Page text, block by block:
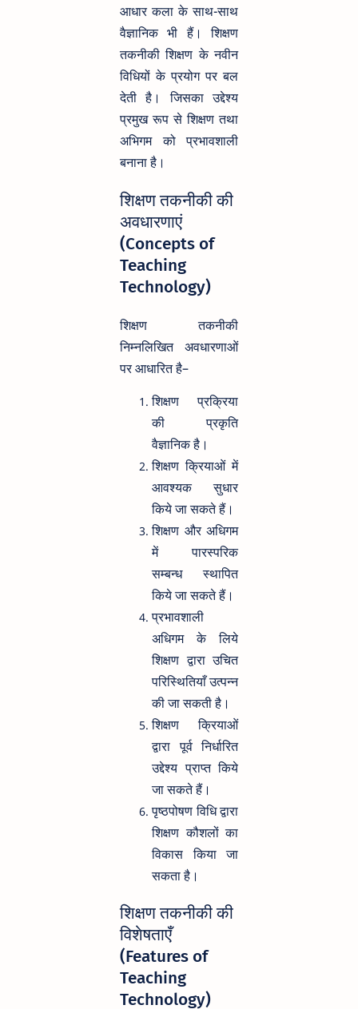
आधार कला के साथ-साथ
वैज्ञानिक भी हैं। शिक्षण
तकनीकी शिक्षण के नवीन
विधियों के प्रयोग पर बल
देती है। जिसका उद्देश्य
प्रमुख रूप से शिक्षण तथा
अभिगम को प्रभावशाली
बनाना है।
शिक्षण तकनीकी की
अवधारणाएं
(Concepts of
Teaching
Technology)
शिक्षण तकनीकी
निम्नलिखित अवधारणाओं
पर आधारित है–
शिक्षण प्रक्रिया
की प्रकृति
वैज्ञानिक है।
शिक्षण क्रियाओं में
आवश्यक सुधार
किये जा सकते हैं।
शिक्षण और अधिगम
में पारस्परिक
सम्बन्ध स्थापित
किये जा सकते हैं।
प्रभावशाली
अधिगम के लिये
शिक्षण द्वारा उचित
परिस्थितियाँ उत्पन्न
की जा सकती है।
शिक्षण क्रियाओं
द्वारा पूर्व निर्धारित
उद्देश्य प्राप्त किये
जा सकते हैं।
पृष्ठपोषण विधि द्वारा
शिक्षण कौशलों का
विकास किया जा
सकता है।
शिक्षण तकनीकी की
विशेषताएँ
(Features of
Teaching
Technology)